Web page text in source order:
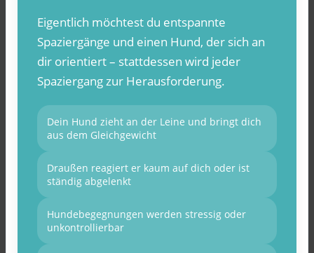
Eigentlich möchtest du entspannte
Spaziergänge und einen Hund, der sich an
dir orientiert – stattdessen wird jeder
Spaziergang zur Herausforderung.
Dein Hund zieht an der Leine und bringt dich
aus dem Gleichgewicht
Draußen reagiert er kaum auf dich oder ist
ständig abgelenkt
Hundebegegnungen werden stressig oder
unkontrollierbar